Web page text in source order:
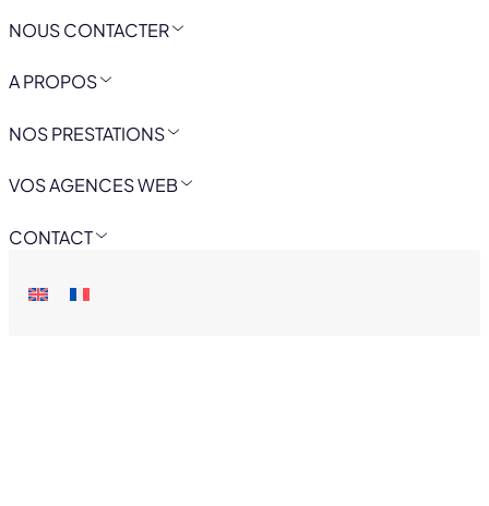
NOUS CONTACTER
A PROPOS
NOS PRESTATIONS
VOS AGENCES WEB
CONTACT